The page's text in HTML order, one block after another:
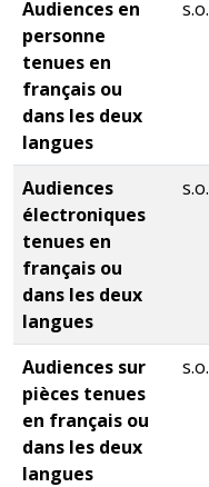
Audiences en
personne
tenues en
français ou
dans les deux
langues
s.o.
Audiences
électroniques
tenues en
français ou
dans les deux
langues
s.o.
Audiences sur
pièces tenues
en français ou
dans les deux
langues
s.o.